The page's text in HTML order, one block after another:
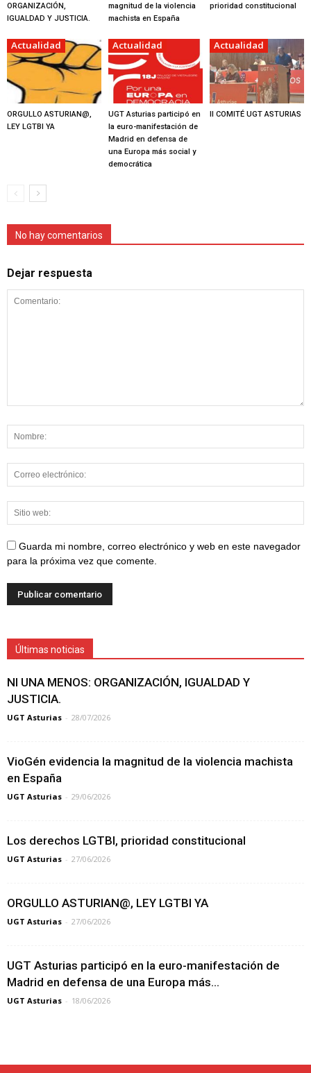
ORGANIZACIÓN,
IGUALDAD Y JUSTICIA.
magnitud de la violencia
machista en España
prioridad constitucional
Actualidad
ORGULLO ASTURIAN@,
LEY LGTBI YA
Actualidad
UGT Asturias participó en
la euro-manifestación de
Madrid en defensa de
una Europa más social y
democrática
Actualidad
II COMITÉ UGT ASTURIAS
No hay comentarios
Dejar respuesta
Guarda mi nombre, correo electrónico y web en este navegador
para la próxima vez que comente.
Últimas noticias
NI UNA MENOS: ORGANIZACIÓN, IGUALDAD Y
JUSTICIA.
UGT Asturias - 28/07/2026
VioGén evidencia la magnitud de la violencia machista
en España
UGT Asturias - 29/06/2026
Los derechos LGTBI, prioridad constitucional
UGT Asturias - 27/06/2026
ORGULLO ASTURIAN@, LEY LGTBI YA
UGT Asturias - 27/06/2026
UGT Asturias participó en la euro-manifestación de
Madrid en defensa de una Europa más...
UGT Asturias - 18/06/2026